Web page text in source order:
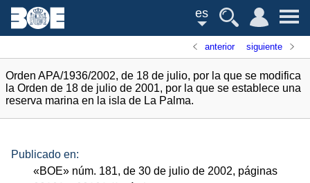
es
anterior siguiente
Orden APA/1936/2002, de 18 de julio, por la que se modifica
la Orden de 18 de julio de 2001, por la que se establece una
reserva marina en la isla de La Palma.
Publicado en:
«BOE» núm. 181, de 30 de julio de 2002, páginas